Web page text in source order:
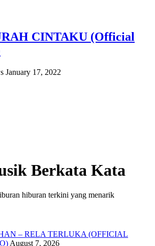
CINTAKU (Official
January 17, 2022
Berkata Kata
hiburan terkini yang menarik
– RELA TERLUKA (OFFICIAL
August 7, 2026